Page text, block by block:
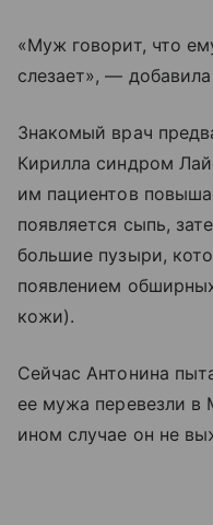
«Муж говорит, что
слезает», —
Знакомый врач
Кирилла синдром
им пациентов
появляется сыпь,
большие пузыри,
появлением
кожи).
Сейчас Антонина
ее мужа перевезли в
ином случае он не